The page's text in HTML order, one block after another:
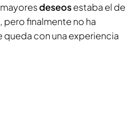
deseosestaba el de
, pero finalmente no ha
queda con una experiencia